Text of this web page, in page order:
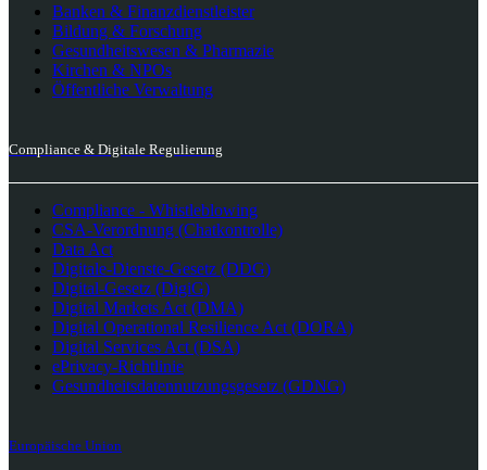
Banken & Finanzdienstleister
Bildung & Forschung
Gesundheitswesen & Pharmazie
Kirchen & NPOs
Öffentliche Verwaltung
Compliance & Digitale Regulierung
Compliance - Whistleblowing
CSA-Verordnung (Chatkontrolle)
Data Act
Digitale-Dienste-Gesetz (DDG)
Digital-Gesetz (DigiG)
Digital Markets Act (DMA)
Digital Operational Resilience Act (DORA)
Digital Services Act (DSA)
ePrivacy-Richtlinie
Gesundheitsdatennutzungsgesetz (GDNG)
Europäische Union